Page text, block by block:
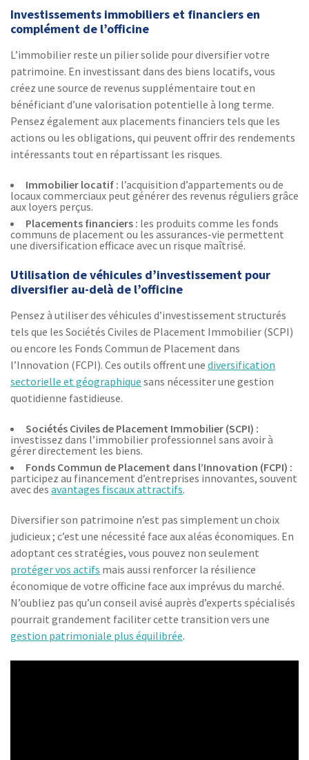
Investissements immobiliers et financiers en
complément de l’officine
L’immobilier reste un pilier solide pour diversifier votre
patrimoine. En investissant dans des biens locatifs, vous
créez une source de revenus supplémentaire tout en
bénéficiant d’une valorisation potentielle à long terme.
Pensez également aux placements financiers tels que les
actions ou les obligations, qui peuvent offrir des rendements
intéressants tout en répartissant les risques.
Immobilier locatif : l’acquisition d’appartements ou de
locaux commerciaux peut générer des revenus réguliers grâce
aux loyers perçus.
Placements financiers : les produits comme les fonds
communs de placement ou les assurances-vie permettent
une diversification efficace avec un risque maîtrisé.
Utilisation de véhicules d’investissement pour
diversifier au-delà de l’officine
Pensez à utiliser des véhicules d’investissement structurés
tels que les Sociétés Civiles de Placement Immobilier (SCPI)
ou encore les Fonds Commun de Placement dans
l’Innovation (FCPI). Ces outils offrent une diversification
sectorielle et géographique sans nécessiter une gestion
quotidienne fastidieuse.
Sociétés Civiles de Placement Immobilier (SCPI) :
investissez dans l’immobilier professionnel sans avoir à
gérer directement les biens.
Fonds Commun de Placement dans l’Innovation (FCPI) :
participez au financement d’entreprises innovantes, souvent
avec des avantages fiscaux attractifs.
Diversifier son patrimoine n’est pas simplement un choix
judicieux ; c’est une nécessité face aux aléas économiques. En
adoptant ces stratégies, vous pouvez non seulement
protéger vos actifs mais aussi renforcer la résilience
économique de votre officine face aux imprévus du marché.
N’oubliez pas qu’un conseil avisé auprès d’experts spécialisés
pourrait grandement faciliter cette transition vers une
gestion patrimoniale plus équilibrée.